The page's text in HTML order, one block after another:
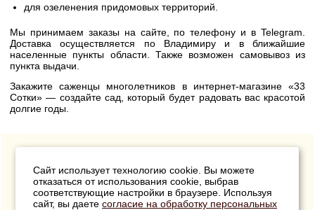
для озеленения придомовых территорий.
Мы принимаем заказы на сайте, по телефону и в Telegram.
Доставка осуществляется по Владимиру и в ближайшие
населенные пункты области. Также возможен самовывоз из
пункта выдачи.
Закажите саженцы многолетников в интернет-магазине «33
Сотки» — создайте сад, который будет радовать вас красотой
долгие годы.
Сайт использует технологию cookie. Вы можете
отказаться от использования cookie, выбрав
соответствующие настройки в браузере. Используя
сайт, вы даетесогласие на обработку персональных